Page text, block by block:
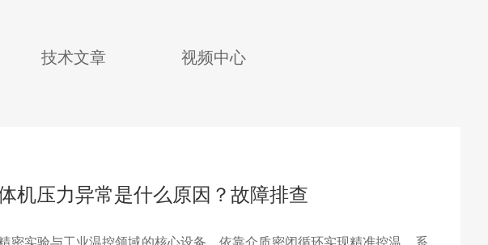
技术文章 视频中心
机压力异常是什么原因？故障排查
密实验与工业温控领域的核心设备，依靠介质密闭循环实现精准控温，系